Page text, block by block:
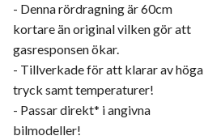
- Denna rördragning är 60cm
kortare än original vilken gör att
gasresponsen ökar.
- Tillverkade för att klarar av höga
tryck samt temperaturer!
- Passar direkt* i angivna
bilmodeller!